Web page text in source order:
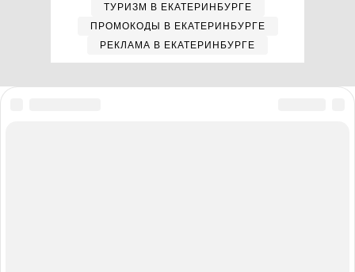
ТУРИЗМ В ЕКАТЕРИНБУРГЕ
ПРОМОКОДЫ В ЕКАТЕРИНБУРГЕ
РЕКЛАМА В ЕКАТЕРИНБУРГЕ